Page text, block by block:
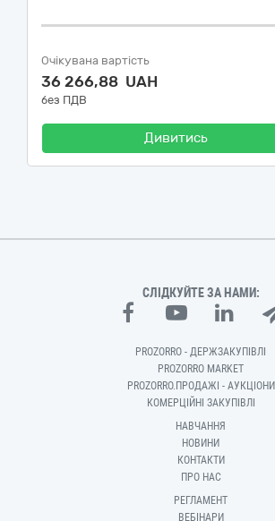
Очікувана вартість
36 266,88 UAH
без ПДВ
Дивитись
СЛІДКУЙТЕ ЗА НАМИ:
PROZORRO - ДЕРЖЗАКУПІВЛІ
PROZORRO MARKET
PROZORRO.ПРОДАЖІ - АУКЦІОНИ
КОМЕРЦІЙНІ ЗАКУПІВЛІ
НАВЧАННЯ
НОВИНИ
КОНТАКТИ
ПРО НАС
РЕГЛАМЕНТ
ВЕБІНАРИ